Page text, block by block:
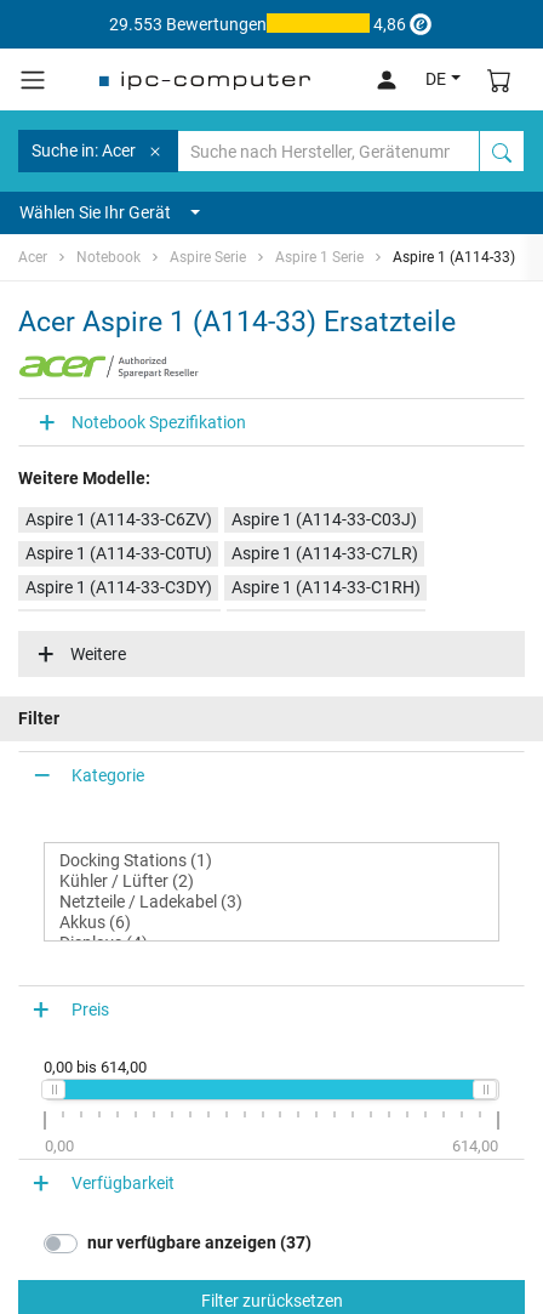
29.553 Bewertungen 4,86
DE
Suche in: Acer
Wählen Sie Ihr Gerät
Acer Notebook Aspire Serie Aspire 1 Serie Aspire 1 (A114-33)
Acer Aspire 1 (A114-33) Ersatzteile
Notebook Spezifikation
Weitere Modelle:
Aspire 1 (A114-33-C6ZV)
Aspire 1 (A114-33-C03J)
Aspire 1 (A114-33-C0TU)
Aspire 1 (A114-33-C7LR)
Aspire 1 (A114-33-C3DY)
Aspire 1 (A114-33-C1RH)
Aspire 1 (A114-33-C4LF)
Aspire 1 (A114-33-C76K)
Aspire 1 (A114-33-P2EY)
Aspire 1 (A114-33-C2ZF)
Aspire 1 (A114-33-P2XM)
Weitere
Filter
Kategorie
Preis
0,00 bis 614,00
0,00 614,00
Verfügbarkeit
nur verfügbare anzeigen (37)
Filter zurücksetzen